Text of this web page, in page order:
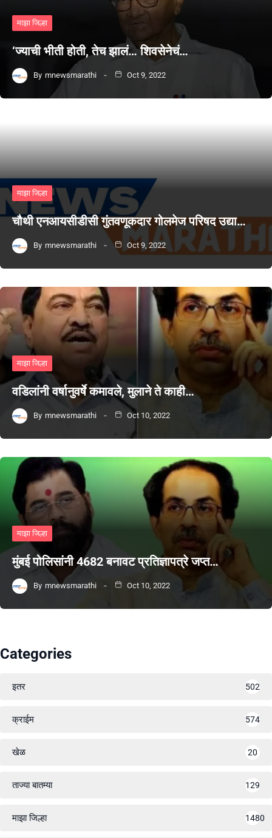
माझा जिल्हा
‘ज्याची भीती होती, तेच झालं… शिवसेनेचं…
By mnewsmarathi Oct 9, 2022
माझा जिल्हा
चौथी एनआयसीडीसी गुंतवणूकदार गोलमेज परिषद उद्या…
By mnewsmarathi Oct 9, 2022
माझा जिल्हा
वडिलांनी वर्षानुवर्षे कमावले, मुलाने ते काही…
By mnewsmarathi Oct 10, 2022
माझा जिल्हा
मुंबई पोलिसांनी 4682 बनावट प्रतिज्ञापत्रे जप्त…
By mnewsmarathi Oct 10, 2022
Categories
इतर 502
क्राईम 574
खेळ 20
ताज्या बातम्या 129
माझा जिल्हा 1480